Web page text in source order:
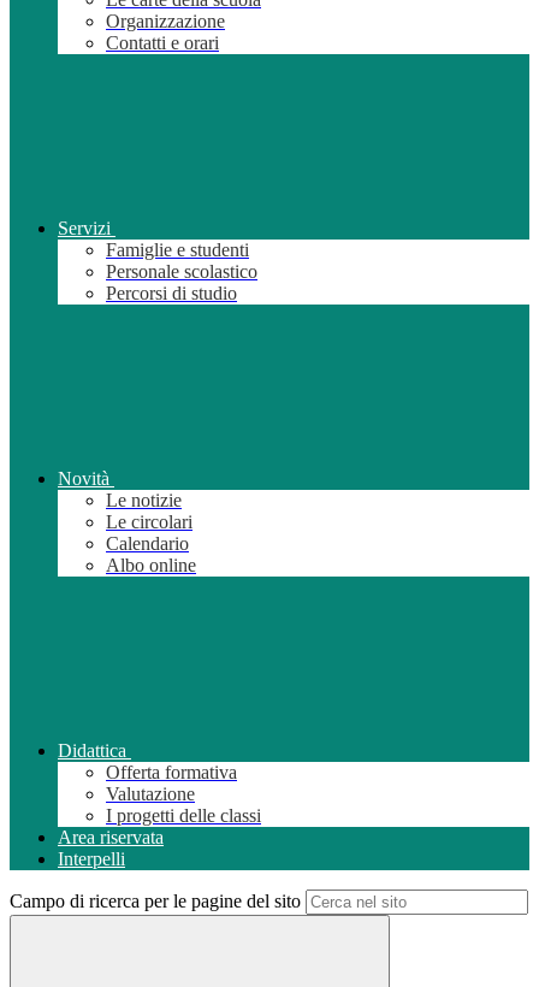
Organizzazione
Contatti e orari
Servizi
Famiglie e studenti
Personale scolastico
Percorsi di studio
Novità
Le notizie
Le circolari
Calendario
Albo online
Didattica
Offerta formativa
Valutazione
I progetti delle classi
Area riservata
Interpelli
Campo di ricerca per le pagine del sito